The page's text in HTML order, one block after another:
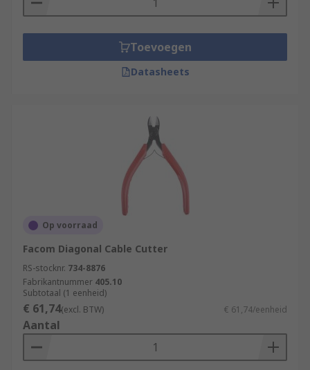
Toevoegen
Datasheets
Op voorraad
Facom Diagonal Cable Cutter
RS-stocknr. 734-8876
Fabrikantnummer 405.10
Subtotaal (1 eenheid)
€ 61,74(excl. BTW) € 61,74/eenheid
Aantal